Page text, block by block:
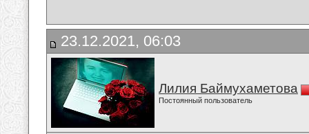
23.12.2021, 06:03
Лилия Баймухаметова
Постоянный пользователь